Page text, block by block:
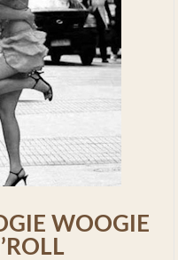
WOOGIE